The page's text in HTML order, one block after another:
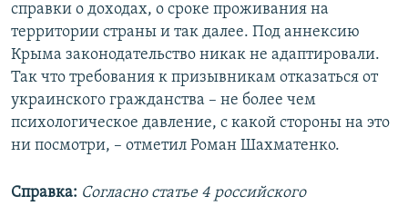
справки о доходах, о сроке проживания на
территории страны и так далее. Под аннексию
Крыма законодательство никак не адаптировали.
Так что требования к призывникам отказаться от
украинского гражданства – не более чем
психологическое давление, с какой стороны на это
ни посмотри, – отметил Роман Шахматенко​.
Справка: Согласно статье 4 российского